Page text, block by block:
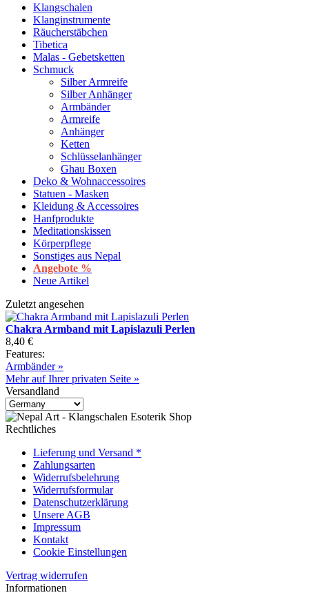
Klangschalen
Klanginstrumente
Räucherstäbchen
Tibetica
Malas - Gebetsketten
Schmuck
Silber Armreife
Silber Anhänger
Armbänder
Armreife
Anhänger
Ketten
Schlüsselanhänger
Ghau Boxen
Deko & Wohnaccessoires
Statuen - Masken
Kleidung & Accessoires
Hanfprodukte
Meditationskissen
Körperpflege
Sonstiges aus Nepal
Angebote %
Neue Artikel
Zuletzt angesehen
Chakra Armband mit Lapislazuli Perlen
8,40 €
Features:
Armbänder »
Mehr auf Ihrer privaten Seite »
Versandland
Rechtliches
Lieferung und Versand *
Zahlungsarten
Widerrufsbelehrung
Widerrufsformular
Datenschutzerklärung
Unsere AGB
Impressum
Kontakt
Cookie Einstellungen
Vertrag widerrufen
Informationen